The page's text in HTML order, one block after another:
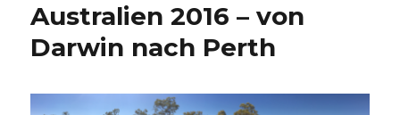
Australien 2016 – von
Darwin nach Perth